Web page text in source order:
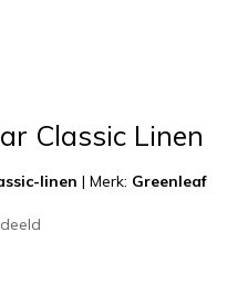
Classic Linen
linen | Merk: Greenleaf